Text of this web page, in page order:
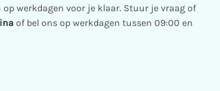
op werkdagen voor je klaar. Stuur je vraag of
of bel ons op werkdagen tussen 09:00 en